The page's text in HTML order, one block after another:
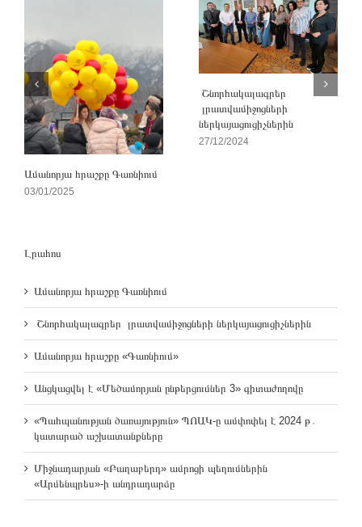
Ամանորյա հրաշքը Գառնիում
03/01/2025
Շնորհակալագրեր
լրատվամիջոցների
ներկայացուցիչներին
27/12/2024
Լրահոս
Ամանորյա հրաշքը Գառնիում
Շնորհակալագրեր լրատվամիջոցների ներկայացուցիչներին
Ամանորյա հրաշքը «Գառնիում»
Անցկացվել է «Մեծամորյան ընթերցումներ 3» գիտաժողովը
«Պահպանության ծառայություն» ՊՈԱԿ-ը ամփոփել է 2024 թ․
կատարած աշխատանքները
Միջնադարյան «Բաղաբերդ» ամրոցի պեղումներին
«Արմենպրես»-ի անդրադարձը